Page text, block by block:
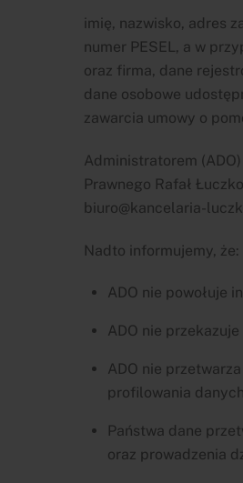
imię, nazwisko, adres
numer PESEL, a w
oraz firma, dane
dane osobowe
zawarcia umowy o
Administratorem
Prawnego Rafał
biuro@kancelaria-
Nadto informujemy, że:
ADO nie powołuje
ADO nie
ADO nie
profilowania
Państwa dane
oraz prowadzenia